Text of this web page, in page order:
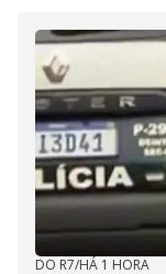
DO R7/HÁ 1 HORA